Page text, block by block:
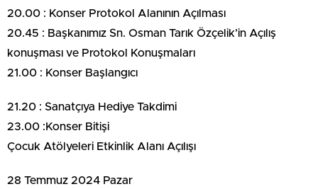
20.00 : Konser Protokol Alanının Açılması
20.45 : Başkanımız Sn. Osman Tarık Özçelik’in Açılış
konuşması ve Protokol Konuşmaları
21.00 : Konser Başlangıcı
21.20 : Sanatçıya Hediye Takdimi
23.00 :Konser Bitişi
Çocuk Atölyeleri Etkinlik Alanı Açılışı
28 Temmuz 2024 Pazar